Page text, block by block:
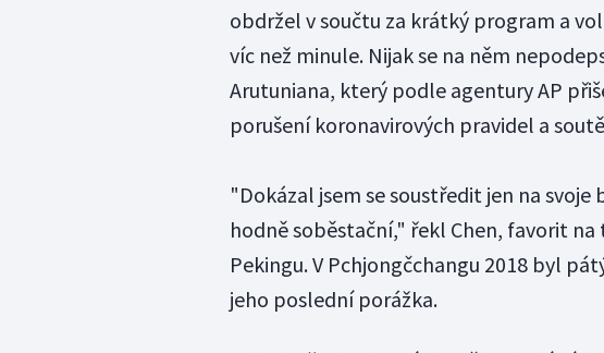
obdržel v součtu za krátký program a
víc než minule. Nijak se na něm
Arutuniana, který podle agentury AP
porušení koronavirových pravidel a
"Dokázal jsem se soustředit jen na
hodně soběstační," řekl Chen, favorit
Pekingu. V Pchjongčchangu 2018 byl
jeho poslední porážka.